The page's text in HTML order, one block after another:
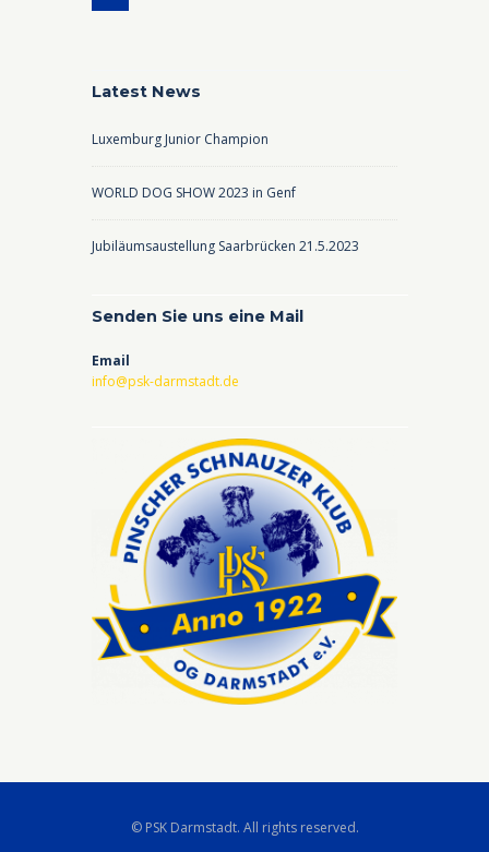
Latest News
Luxemburg Junior Champion
WORLD DOG SHOW 2023 in Genf
Jubiläumsaustellung Saarbrücken 21.5.2023
Senden Sie uns eine Mail
Email
info@psk-darmstadt.de
© PSK Darmstadt. All rights reserved.